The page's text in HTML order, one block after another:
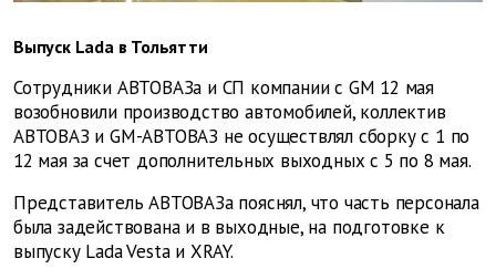
Выпуск Lada в Тольятти
Сотрудники АВТОВАЗа и СП компании с GM 12 мая
возобновили производство автомобилей, коллектив
АВТОВАЗ и GM-АВТОВАЗ не осуществлял сборку с 1 по
12 мая за счет дополнительных выходных с 5 по 8 мая.
Представитель АВТОВАЗа пояснял, что часть персонала
была задействована и в выходные, на подготовке к
выпуску Lada Vesta и XRAY.